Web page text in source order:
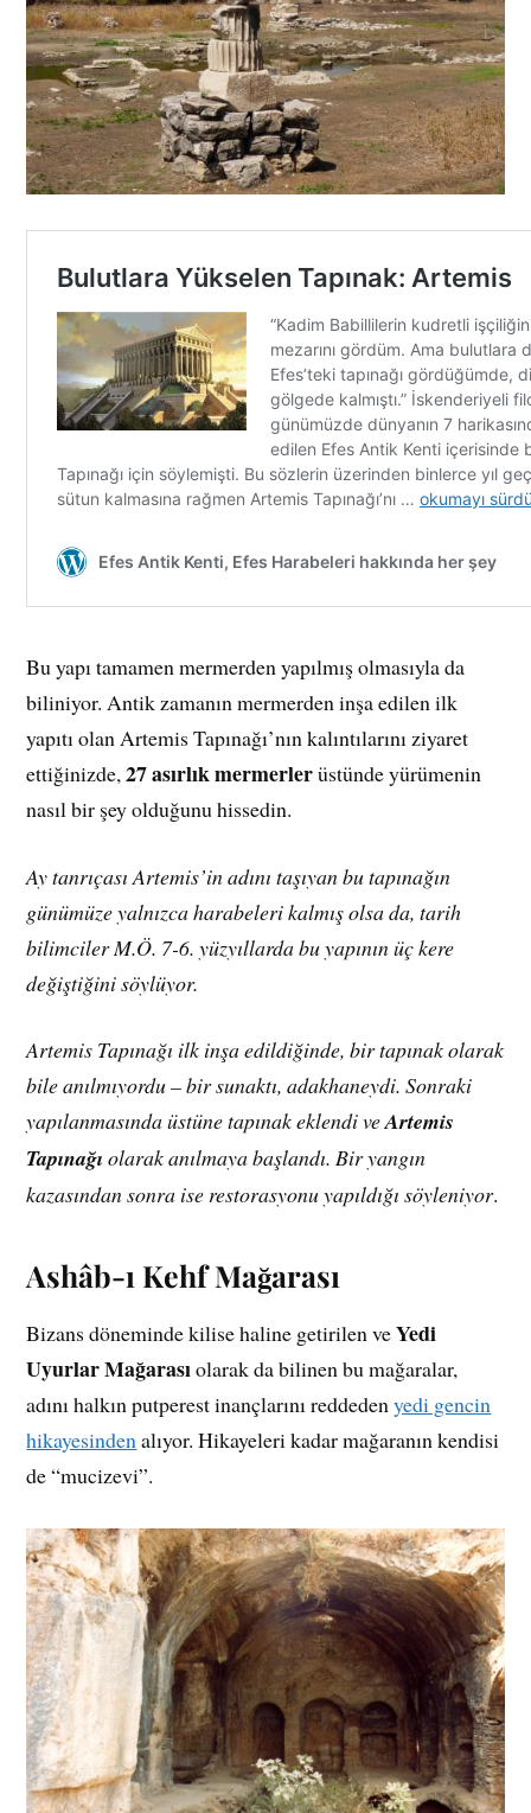
Bu yapı tamamen mermerden yapılmış olmasıyla da
biliniyor. Antik zamanın mermerden inşa edilen ilk
yapıtı olan Artemis Tapınağı’nın kalıntılarını ziyaret
ettiğinizde,27 asırlık mermerlerüstünde yürümenin
nasıl bir şey olduğunu hissedin.
Ay tanrıçası Artemis’in adını taşıyan bu tapınağın
günümüze yalnızca harabeleri kalmış olsa da, tarih
bilimciler M.Ö. 7-6. yüzyıllarda bu yapının üç kere
değiştiğini söylüyor.
Artemis Tapınağı ilk inşa edildiğinde, bir tapınak olarak
bile anılmıyordu – bir sunaktı, adakhaneydi. Sonraki
yapılanmasında üstüne tapınak eklendi veArtemis
Tapınağıolarak anılmaya başlandı. Bir yangın
kazasından sonra ise restorasyonu yapıldığı söyleniyor.
Ashâb-ı Kehf Mağarası
Bizans döneminde kilise haline getirilen veYedi
Uyurlar Mağarasıolarak da bilinen bu mağaralar,
adını halkın putperest inançlarını reddedenyedi gencin
hikayesindenalıyor. Hikayeleri kadar mağaranın kendisi
de “mucizevi”.